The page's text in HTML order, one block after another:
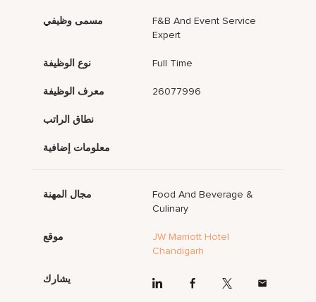
مسمى وظيفي
F&B And Event Service
Expert
نوع الوظيفة Full Time
معرف الوظيفة 26077996
نطاق الراتب
معلومات إضافية
مجال المهنة
Food And Beverage &
Culinary
موقع
JW Marriott Hotel
Chandigarh
يشارك